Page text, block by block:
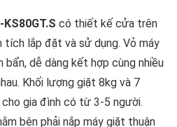
có thiết kế cửa trên
tích lắp đặt và sử dụng. Vỏ máy
bẩn, dễ dàng kết hợp cùng nhiều
Khối lượng giặt 8kg và 7
gia đình có từ 3-5 người.
bên phải nắp máy giặt thuận